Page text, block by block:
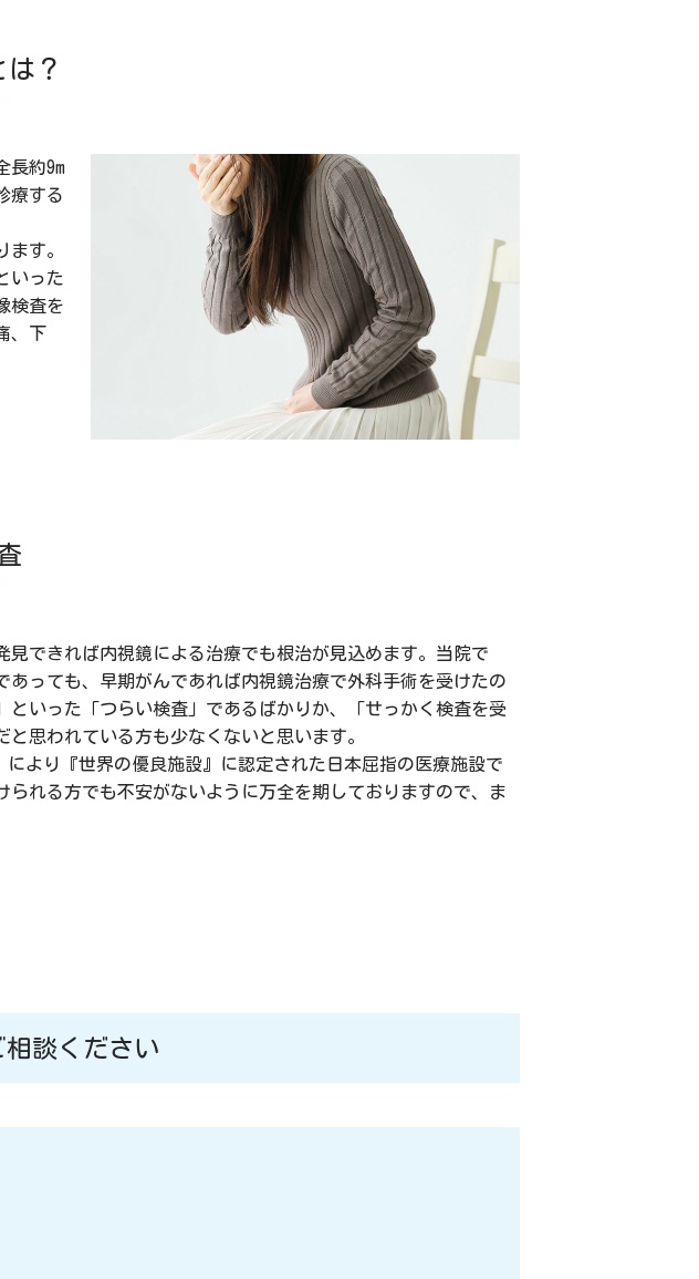
？
長約9m
療する
す。
いった
検査を
、下
できれば内視鏡による治療でも根治が見込めます。当院で
っても、早期がんであれば内視鏡治療で外科手術を受けたの
いった「つらい検査」であるばかりか、「せっかく検査を受
思われている方も少なくないと思います。
より『世界の優良施設』に認定された日本屈指の医療施設で
れる方でも不安がないように万全を期しておりますので、ま
談ください